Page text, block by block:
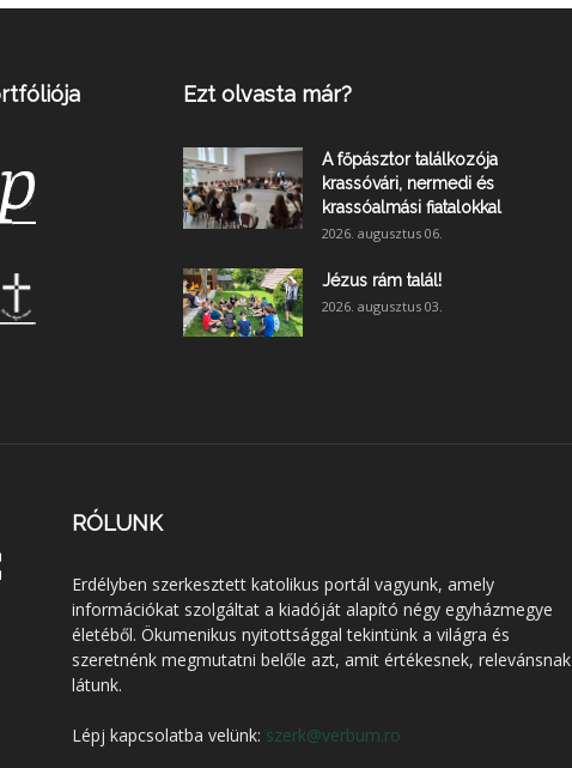
Ezt olvasta már?
A főpásztor találkozója
krassóvári, nermedi és
krassóalmási fiatalokkal
2026. augusztus 06.
Jézus rám talál!
2026. augusztus 03.
RÓLUNK
Erdélyben szerkesztett katolikus portál vagyunk, amely
információkat szolgáltat a kiadóját alapító négy egyházmegye
életéből. Ökumenikus nyitottsággal tekintünk a világra és
szeretnénk megmutatni belőle azt, amit értékesnek, relevánsnak
látunk.
Lépj kapcsolatba velünk: szerk@verbum.ro